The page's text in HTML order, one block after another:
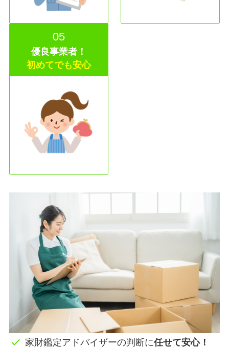
05
優良事業者！
初めてでも安心
家財鑑定アドバイザーの判断に任せて安心！